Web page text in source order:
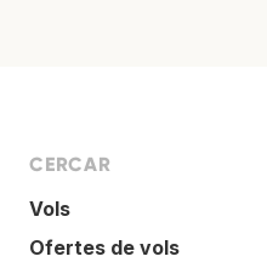
CERCAR
Vols
Ofertes de vols